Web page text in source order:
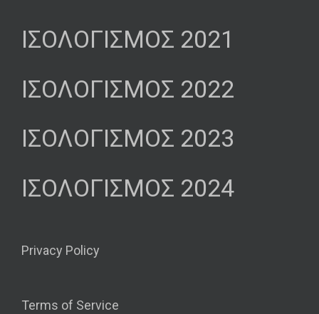
ΙΣΟΛΟΓΙΣΜΟΣ 2021
ΙΣΟΛΟΓΙΣΜΟΣ 2022
ΙΣΟΛΟΓΙΣΜΟΣ 2023
ΙΣΟΛΟΓΙΣΜΟΣ 2024
Privacy Policy
Terms of Service